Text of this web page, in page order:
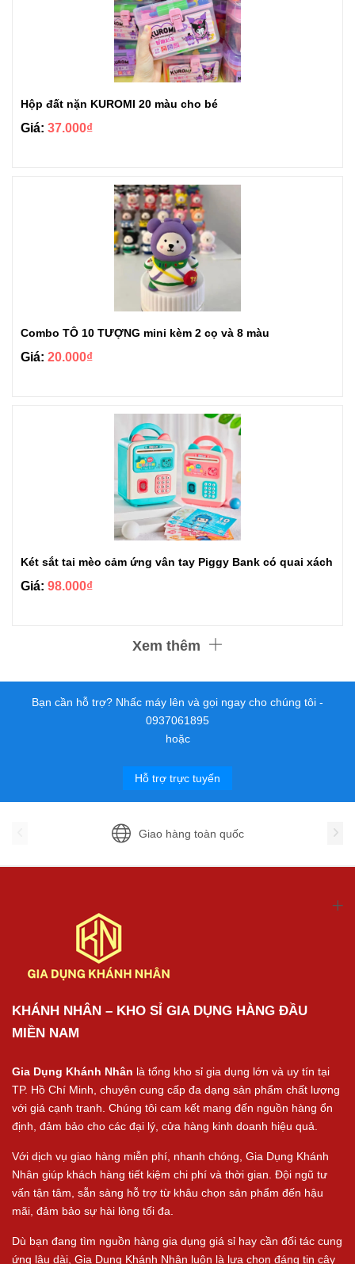
Hộp đất nặn KUROMI 20 màu cho bé
Giá: 37.000₫
Combo TÔ 10 TƯỢNG mini kèm 2 cọ và 8 màu
Giá: 20.000₫
Két sắt tai mèo cảm ứng vân tay Piggy Bank có quai xách
Giá: 98.000₫
Xem thêm
Bạn cần hỗ trợ? Nhấc máy lên và gọi ngay cho chúng tôi -
0937061895
hoặc
Hỗ trợ trực tuyến
Giao hàng toàn quốc
KHÁNH NHÂN – KHO SỈ GIA DỤNG HÀNG ĐẦU
MIỀN NAM
Gia Dụng Khánh Nhân là tổng kho sỉ gia dụng lớn và uy tín tại
TP. Hồ Chí Minh, chuyên cung cấp đa dạng sản phẩm chất lượng
với giá cạnh tranh. Chúng tôi cam kết mang đến nguồn hàng ổn
định, đảm bảo cho các đại lý, cửa hàng kinh doanh hiệu quả.
Với dịch vụ giao hàng miễn phí, nhanh chóng, Gia Dụng Khánh
Nhân giúp khách hàng tiết kiệm chi phí và thời gian. Đội ngũ tư
vấn tận tâm, sẵn sàng hỗ trợ từ khâu chọn sản phẩm đến hậu
mãi, đảm bảo sự hài lòng tối đa.
Dù bạn đang tìm nguồn hàng gia dụng giá sỉ hay cần đối tác cung
ứng lâu dài, Gia Dụng Khánh Nhân luôn là lựa chọn đáng tin cậy